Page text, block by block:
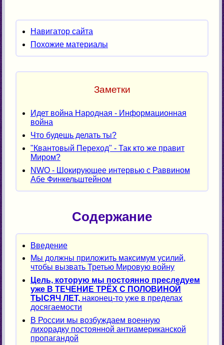
Навигатор сайта
Похожие материалы
Заметки
Идет война Народная - Информационная
война
Что будешь делать ты?
"Квантовый Переход" - Так кто же правит
Миром?
NWO - Шокирующее интервью с Раввином
Абе Финкельштейном
Содержание
Введение
Мы должны приложить максимум усилий,
чтобы вызвать Третью Мировую войну
Цель, которую мы постоянно преследуем
уже В ТЕЧЕНИЕ ТРЁХ С ПОЛОВИНОЙ
ТЫСЯЧ ЛЕТ,наконец-то уже в пределах
досягаемости
В России мы возбуждаем военную
лихорадку постоянной антиамериканской
пропагандой